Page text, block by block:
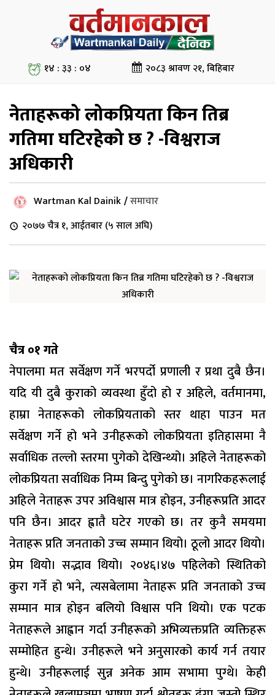
१४ : ३३ : ०४ २०८३ श्रावण २१, बिहिबार
नेताहरूको लोकप्रियता किन तिब्र
गतिमा घटिरहेको छ ? -विश्वराज
अधिकारी
Wartman Kal Dainik/समाचार
२०७७ चैत्र १, आईतबार (५ साल अघि)
चैत्र ०१ गते
नेपालमा मत सर्वेक्षण गर्ने भरपर्दो प्रणाली र प्रथा दुबै छैन।
यदि यी दुबै कुराको व्यवस्था हुँदो हो र अहिले, वर्तमानमा,
हाम्रा नेताहरूको लोकप्रियताको स्तर थाहा पाउन मत
सर्वेक्षण गर्ने हो भने उनीहरूको लोकप्रियता इतिहासमा नै
सर्वाधिक तल्लो स्तरमा पुगेको देखिन्थ्यो। अहिले नेताहरूको
लोकप्रियता सर्वाधिक निम्म बिन्दु पुगेको छ। नागरिकहरूलाई
अहिले नेताहरू उपर अविश्वास मात्र होइन, उनीहरूप्रति आदर
पनि छैन। आदर ह्वातै घटेर गएको छ। तर कुनै समयमा
नेताहरू प्रति जनताको उच्च सम्मान थियो। ठूलो आदर थियो।
प्रेम थियो। सद्भाव थियो। २०४६।४७ पहिलेको स्थितिको
कुरा गर्ने हो भने, त्यसबेलामा नेताहरू प्रति जनताको उच्च
सम्मान मात्र होइन बलियो विश्वास पनि थियो। एक पटक
नेताहरूले आह्वान गर्दा उनीहरूको अभिव्यक्तप्रति व्यक्तिहरू
सम्मोहित हुन्थे। उनीहरूले भने अनुसारको कार्य गर्न तयार
हुन्थे। उनीहरूलाई सुन्न अनेक आम सभामा पुग्थे। केही